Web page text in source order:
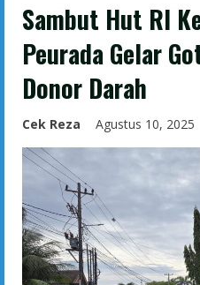
Sambut Hut RI
Peurada Gelar
Donor Darah
Cek Reza Agustus 10, 2025